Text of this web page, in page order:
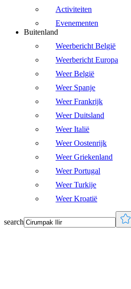
Activiteiten
Evenementen
Buitenland
Weerbericht België
Weerbericht Europa
Weer België
Weer Spanje
Weer Frankrijk
Weer Duitsland
Weer Italië
Weer Oostenrijk
Weer Griekenland
Weer Portugal
Weer Turkije
Weer Kroatië
search